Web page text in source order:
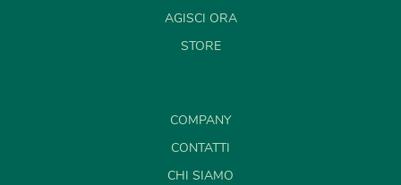
AGISCI ORA
STORE
COMPANY
CONTATTI
CHI SIAMO